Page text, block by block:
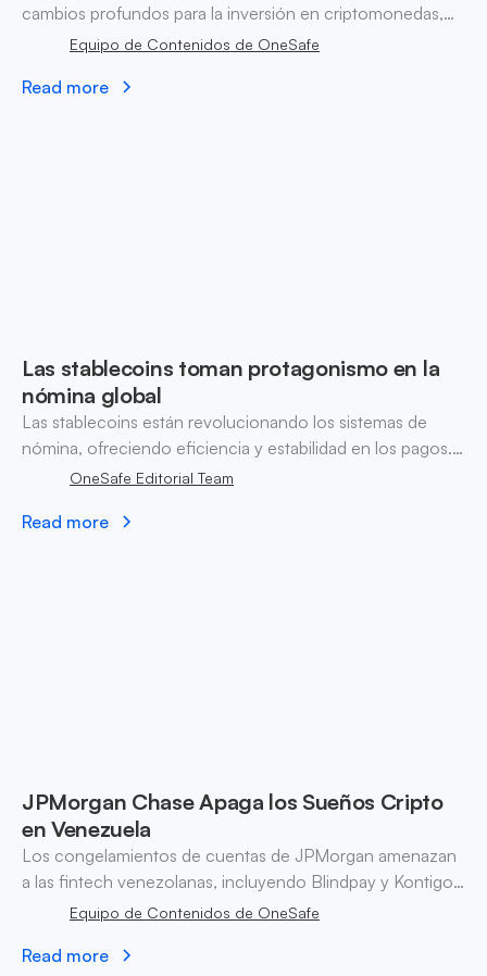
cambios profundos para la inversión en criptomonedas,
impactando a Bitcoin, Ethereum y las estrategias del
Equipo de Contenidos de OneSafe
Read more
Las stablecoins toman protagonismo en la
nómina global
Las stablecoins están revolucionando los sistemas de
nómina, ofreciendo eficiencia y estabilidad en los pagos.
Descubre por qué las startups están adoptando sueldos
OneSafe Editorial Team
Read more
JPMorgan Chase Apaga los Sueños Cripto
en Venezuela
Los congelamientos de cuentas de JPMorgan amenazan
a las fintech venezolanas, incluyendo Blindpay y Kontigo.
Explora los desafíos de cumplimiento y las implicaciones
Equipo de Contenidos de OneSafe
Read more